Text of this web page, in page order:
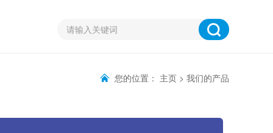
您的位置： 主页 > 我们的产品